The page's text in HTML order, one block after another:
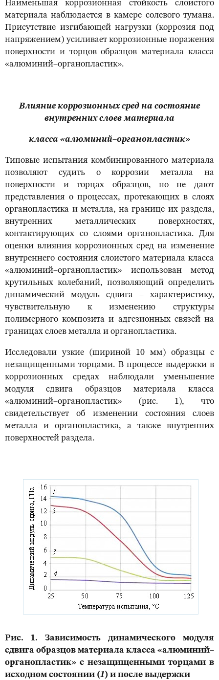
Наименьшая коррозионная стойкость слоистого
материала наблюдается в камере солевого тумана.
Присутствие изгибающей нагрузки (коррозия под
напряжением) усиливает коррозионные поражения
поверхности и торцов образцов материала класса
«алюминий–органопластик».
Влияние коррозионных сред на состояние
внутренних слоев материала
класса «алюминий–органопластик»
Типовые испытания комбинированного материала
позволяют судить о коррозии металла на
поверхности и торцах образцов, но не дают
представления о процессах, протекающих в слоях
органопластика и металла, на границе их раздела,
внутренних металлических поверхностях,
контактирующих со слоями органопластика. Для
оценки влияния коррозионных сред на изменение
внутреннего состояния слоистого материала класса
«алюминий–органопластик» использован метод
крутильных колебаний, позволяющий определить
динамический модуль сдвига – характеристику,
чувствительную к изменению структуры
полимерного композита и адгезионных связей на
границах слоев металла и органопластика.
Исследовали узкие (шириной 10 мм) образцы с
незащищенными торцами. В процессе выдержки в
коррозионных средах наблюдали уменьшение
модуля сдвига образцов материала класса
«алюминий–органопластик» (рис. 1), что
свидетельствует об изменении состояния слоев
металла и органопластика, а также внутренних
поверхностей раздела.
Рис. 1. Зависимость динамического модуля
сдвига образцов материала класса «алюминий–
органопластик» с незащищенными торцами в
исходном состоянии (1) и после выдержки